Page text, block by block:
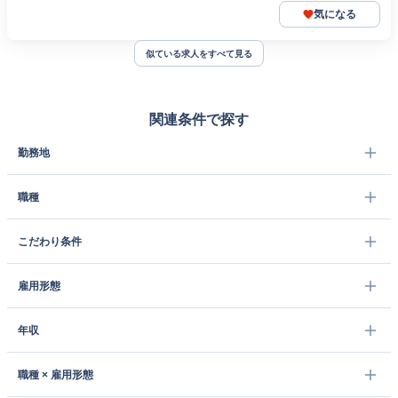
気になる
似ている求人をすべて見る
関連条件で探す
勤務地
職種
こだわり条件
雇用形態
年収
職種 × 雇用形態